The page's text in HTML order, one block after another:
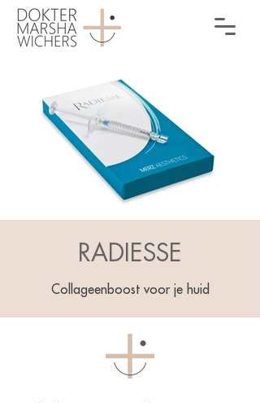
RADIESSE
Collageenboost voor je huid